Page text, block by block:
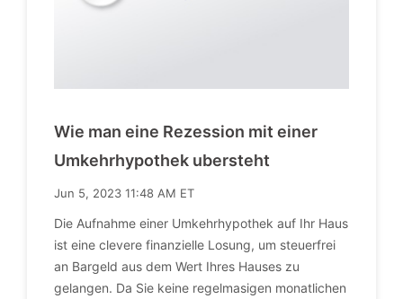
Wie man eine Rezession mit einer
Umkehrhypothek ubersteht
Jun 5, 2023 11:48 AM ET
Die Aufnahme einer Umkehrhypothek auf Ihr Haus
ist eine clevere finanzielle Losung, um steuerfrei
an Bargeld aus dem Wert Ihres Hauses zu
gelangen. Da Sie keine regelmasigen monatlichen